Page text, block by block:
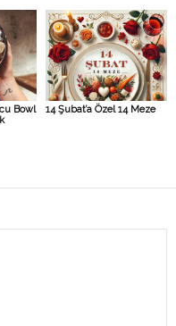
Bowl
14 Şubat’a Özel 14 Meze